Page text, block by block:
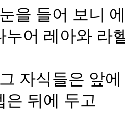
을 들어 보니
누어 레아와 라
자식들은 앞
은 뒤에 두고